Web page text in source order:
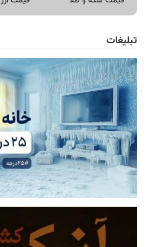
تبلیغات